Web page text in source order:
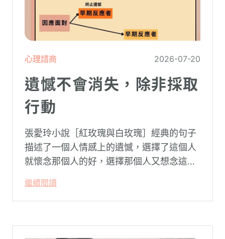
心理諮商 2026-07-20
遺憾不會消失，除非採取
行動
張愛玲小說［紅玫瑰與白玫瑰］經典的句子
描述了一個人情感上的遺憾，選擇了這個人
就懷念那個人的好，選擇那個人又想念這個
繼續閱讀